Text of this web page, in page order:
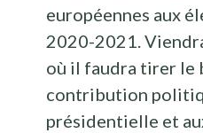
européennes aux
2020-2021.
où il faudra tirer le
contribution
présidentielle et